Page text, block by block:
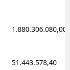
1.880.306.080,00
51.443.578,40